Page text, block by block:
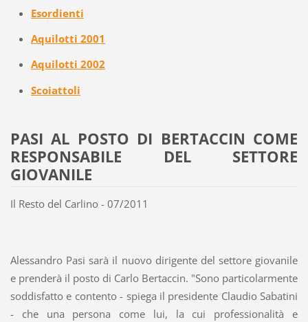
Esordienti
Aquilotti 2001
Aquilotti 2002
Scoiattoli
PASI AL POSTO DI BERTACCIN COME
RESPONSABILE DEL SETTORE
GIOVANILE
Il Resto del Carlino - 07/2011
Alessandro Pasi sarà il nuovo dirigente del settore giovanile
e prenderà il posto di Carlo Bertaccin. "Sono particolarmente
soddisfatto e contento - spiega il presidente Claudio Sabatini
- che una persona come lui, la cui professionalità e